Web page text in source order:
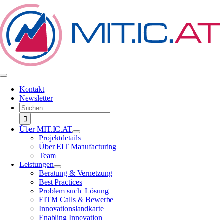
Zum
Inhalt
springen
Toggle
NavigationKontakt
Newsletter
Suche
nach:
Über MIT.IC.AT
Projektdetails
Über EIT Manufacturing
Team
Leistungen
Beratung & Vernetzung
Best Practices
Problem sucht Lösung
EITM Calls & Bewerbe
Innovationslandkarte
Enabling Innovation